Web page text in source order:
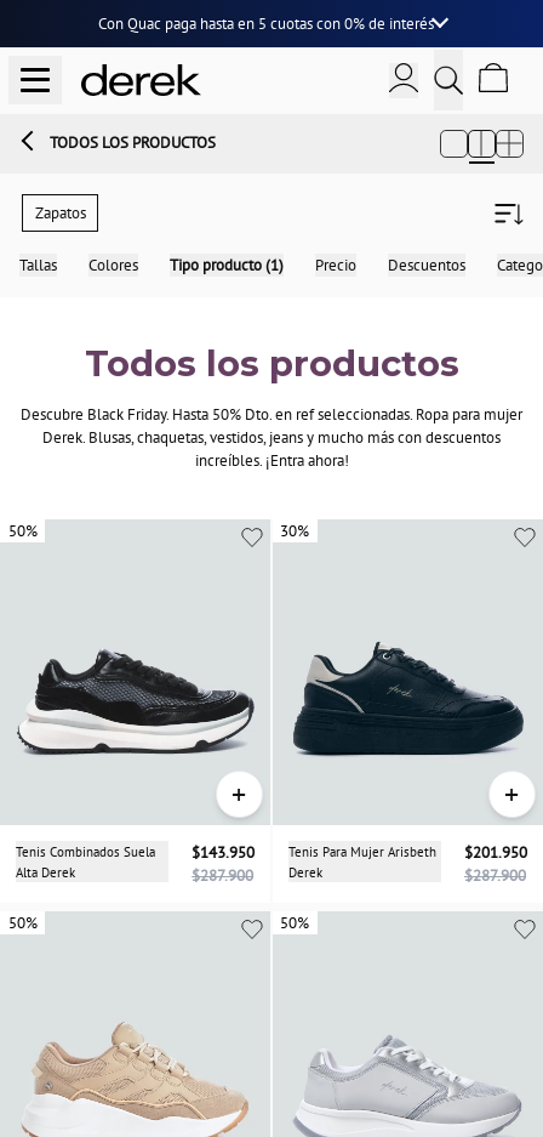
Con Quac paga hasta en 5 cuotascon0% de interés
TODOS LOS PRODUCTOS
Zapatos
Tallas Colores Tipo producto (1) Precio Descuentos
Todos los productos
Descubre Black Friday. Hasta 50% Dto. en ref seleccionadas. Ropa para mujer
Derek. Blusas, chaquetas, vestidos, jeans y mucho más con descuentos
increíbles. ¡Entra ahora!
50% 50%
+
Tenis Combinados Suela
Alta Derek
$143.950
$287.900
30%
+
Tenis Para Mujer Arisbeth
Derek
$201.950
$287.900
50% 50%
50%